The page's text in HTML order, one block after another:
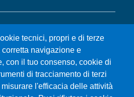
tecnici, propri e di terze
navigazione e
con il tuo consenso, cookie di
di tracciamento di terzi
l'efficacia delle attività